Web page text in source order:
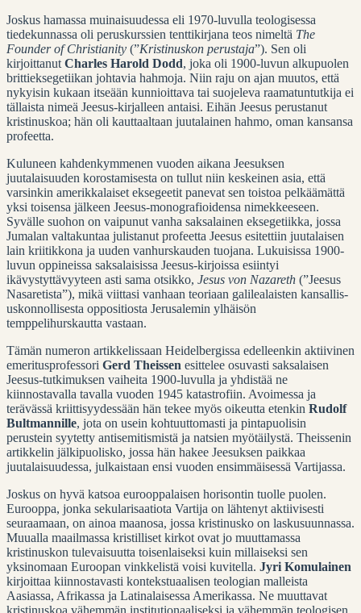
Joskus hamassa muinaisuudessa eli 1970-luvulla teologisessa
tiedekunnassa oli peruskurssien tenttikirjana teos nimeltä The
Founder of Christianity (”Kristinuskon perustaja”). Sen oli
kirjoittanut Charles Harold Dodd, joka oli 1900-luvun alkupuolen
brittieksegetiikan johtavia hahmoja. Niin raju on ajan muutos, että
nykyisin kukaan itseään kunnioittava tai suojeleva raamatuntutkija ei
tällaista nimeä Jeesus-kirjalleen antaisi. Eihän Jeesus perustanut
kristinuskoa; hän oli kauttaaltaan juutalainen hahmo, oman kansansa
profeetta.
Kuluneen kahdenkymmenen vuoden aikana Jeesuksen
juutalaisuuden korostamisesta on tullut niin keskeinen asia, että
varsinkin amerikkalaiset eksegeetit panevat sen toistoa pelkäämättä
yksi toisensa jälkeen Jeesus-monografioidensa nimekkeeseen.
Syvälle suohon on vaipunut vanha saksalainen eksegetiikka, jossa
Jumalan valtakuntaa julistanut profeetta Jeesus esitettiin juutalaisen
lain kriitikkona ja uuden vanhurskauden tuojana. Lukuisissa 1900-
luvun oppineissa saksalaisissa Jeesus-kirjoissa esiintyi
ikävystyttävyyteen asti sama otsikko, Jesus von Nazareth (”Jeesus
Nasaretista”), mikä viittasi vanhaan teoriaan galilealaisten kansallis-
uskonnollisesta oppositiosta Jerusalemin ylhäisön
temppelihurskautta vastaan.
Tämän numeron artikkelissaan Heidelbergissa edelleenkin aktiivinen
emeritusprofessori Gerd Theissen esittelee osuvasti saksalaisen
Jeesus-tutkimuksen vaiheita 1900-luvulla ja yhdistää ne
kiinnostavalla tavalla vuoden 1945 katastrofiin. Avoimessa ja
terävässä kriittisyydessään hän tekee myös oikeutta etenkin Rudolf
Bultmannille, jota on usein kohtuuttomasti ja pintapuolisin
perustein syytetty antisemitismistä ja natsien myötäilystä. Theissenin
artikkelin jälkipuolisko, jossa hän hakee Jeesuksen paikkaa
juutalaisuudessa, julkaistaan ensi vuoden ensimmäisessä Vartijassa.
Joskus on hyvä katsoa eurooppalaisen horisontin tuolle puolen.
Eurooppa, jonka sekularisaatiota Vartija on lähtenyt aktiivisesti
seuraamaan, on ainoa maanosa, jossa kristinusko on laskusuunnassa.
Muualla maailmassa kristilliset kirkot ovat jo muuttamassa
kristinuskon tulevaisuutta toisenlaiseksi kuin millaiseksi sen
yksinomaan Euroopan vinkkelistä voisi kuvitella. Jyri Komulainen
kirjoittaa kiinnostavasti kontekstuaalisen teologian malleista
Aasiassa, Afrikassa ja Latinalaisessa Amerikassa. Ne muuttavat
kristinuskoa vähemmän institutionaaliseksi ja vähemmän teologisen